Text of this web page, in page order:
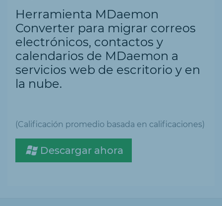
Herramienta MDaemon
Converter para migrar correos
electrónicos, contactos y
calendarios de MDaemon a
servicios web de escritorio y en
la nube.
(Calificación promedio basada en calificaciones)
Descargar ahora